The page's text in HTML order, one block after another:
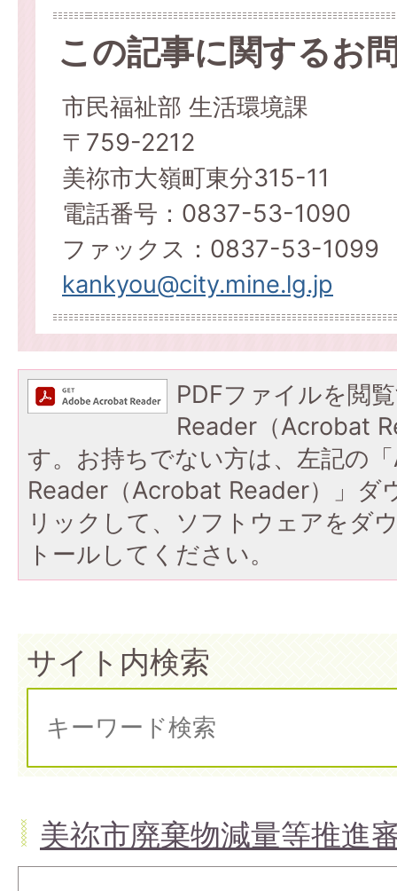
この記事に関するお
市民福祉部 生活環境課
〒759-2212
美祢市大嶺町東分315-11
電話番号：0837-53-1090
ファックス：0837-53-1099
kankyou@city.mine.lg.jp
PDFファイルを閲
Reader（Acrobat
す。お持ちでない方は、左記の
Reader（Acrobat Reader）」ダ
リックして、ソフトウェアをダ
トールしてください。
サイト内検索
美祢市廃棄物減量等推進